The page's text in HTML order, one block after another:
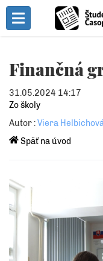
Toggle Menu
Finančná
31.05.2024 14:17
Zo školy
Autor :Viera
Späť na úvod